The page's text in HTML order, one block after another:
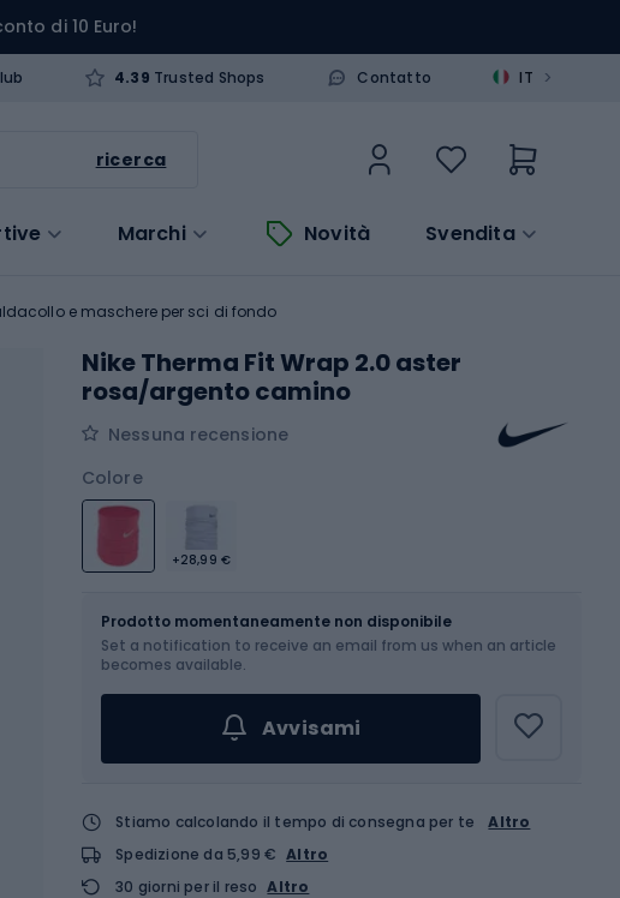
di 10 Euro!
4.39 Trusted Shops Contatto IT >
ricerca
Marchi Novità Svendita
e maschere per sci di fondo
Nike Therma Fit Wrap 2.0 aster
rosa/argento camino
Nessuna recensione
Colore
+28,99 €
Prodotto momentaneamente non disponibile
Set a notification to receive an email from us when an article
becomes available.
Avvisami
Stiamo calcolando il tempo di consegna per te
Altro
Spedizione da 5,99 € Altro
30 giorni per il reso Altro